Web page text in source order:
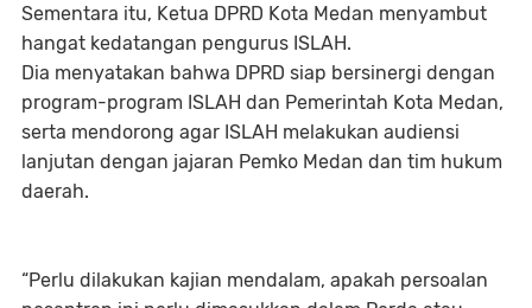
Sementara itu, Ketua DPRD Kota Medan menyambut
hangat kedatangan pengurus ISLAH.
Dia menyatakan bahwa DPRD siap bersinergi dengan
program-program ISLAH dan Pemerintah Kota Medan,
serta mendorong agar ISLAH melakukan audiensi
lanjutan dengan jajaran Pemko Medan dan tim hukum
daerah.
“Perlu dilakukan kajian mendalam, apakah persoalan